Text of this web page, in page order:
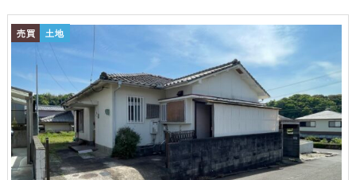
売買 土地